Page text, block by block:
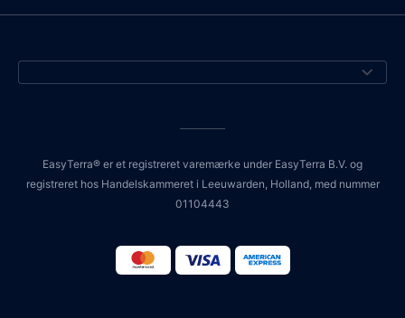
EasyTerra® er et registreret varemærke under EasyTerra B.V. og
registreret hos Handelskammeret i Leeuwarden, Holland, med nummer
01104443